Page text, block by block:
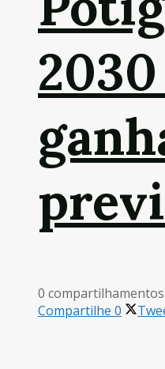
0 compartilhamentos
Compartilhe 0